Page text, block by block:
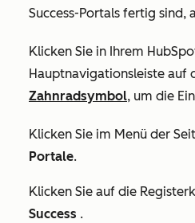
Success-Portals fertig sind,
Klicken Sie in Ihrem
Hauptnavigationsleiste auf
Zahnradsymbol, um die
Klicken Sie im Menü der
Portale.
Klicken Sie auf die
Success .